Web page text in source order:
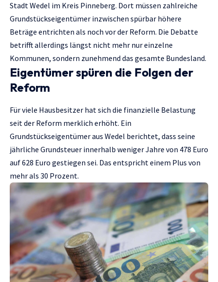
Stadt Wedel im Kreis Pinneberg. Dort müssen zahlreiche
Grundstückseigentümer inzwischen spürbar höhere
Beträge entrichten als noch vor der Reform. Die Debatte
betrifft allerdings längst nicht mehr nur einzelne
Kommunen, sondern zunehmend das gesamte Bundesland.
Eigentümer spüren die Folgen der
Reform
Für viele Hausbesitzer hat sich die finanzielle Belastung
seit der Reform merklich erhöht. Ein
Grundstückseigentümer aus Wedel berichtet, dass seine
jährliche Grundsteuer innerhalb weniger Jahre von 478 Euro
auf 628 Euro gestiegen sei. Das entspricht einem Plus von
mehr als 30 Prozent.